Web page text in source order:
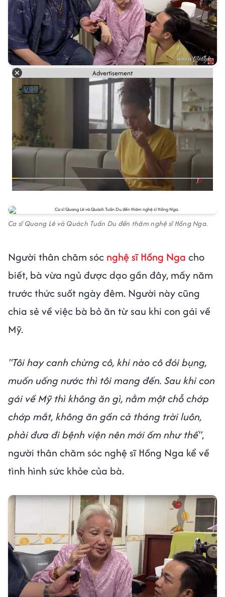
Advertisement
Ca sĩ Quang Lê và Quách Tuấn Du đến thăm nghệ sĩ Hồng Nga.
Người thân chăm sóc nghệ sĩ Hồng Nga cho
biết, bà vừa ngủ được dạo gần đây, mấy năm
trước thức suốt ngày đêm. Người này cũng
chia sẻ về việc bà bỏ ăn từ sau khi con gái về
Mỹ.
"Tôi hay canh chừng cô, khi nào cô đói bụng,
muốn uống nước thì tôi mang đến. Sau khi con
gái về Mỹ thì không ăn gì, nằm một chỗ chớp
chớp mắt, không ăn gần cả tháng trời luôn,
phải đưa đi bệnh viện nên mới ốm như thế",
người thân chăm sóc nghệ sĩ Hồng Nga kể về
tình hình sức khỏe của bà.